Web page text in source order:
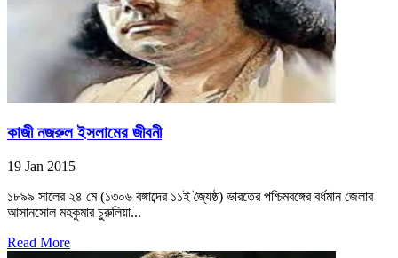
কাজী নজরুল ইসলামের জীবনী
19 Jan 2015
১৮৯৯ সালের ২৪ মে (১৩০৬ বঙ্গাব্দের ১১ই জ্যৈষ্ঠ) ভারতের পশ্চিমবঙ্গের বর্ধমান জেলার
আসানসোল মহকুমার চুরুলিয়া...
Read More